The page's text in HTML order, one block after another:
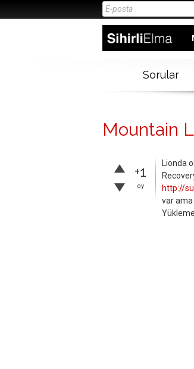
Sorular
Mountain
+1
oy
Lionda
http://
var ama